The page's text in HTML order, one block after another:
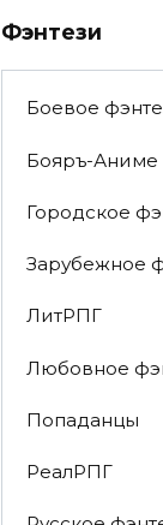
Фэнтези
Боевое
Бояръ-Аниме
Городское
Зарубежное
ЛитРПГ
Любовное
Попаданцы
РеалРПГ